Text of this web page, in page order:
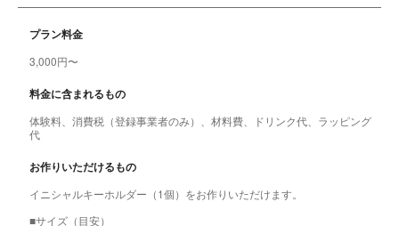
プラン料金
3,000円〜
料金に含まれるもの
体験料、消費税（登録事業者のみ）、材料費、ドリンク代、ラッピング
代
お作りいただけるもの
イニシャルキーホルダー（1個）をお作りいただけます。
■サイズ（目安）